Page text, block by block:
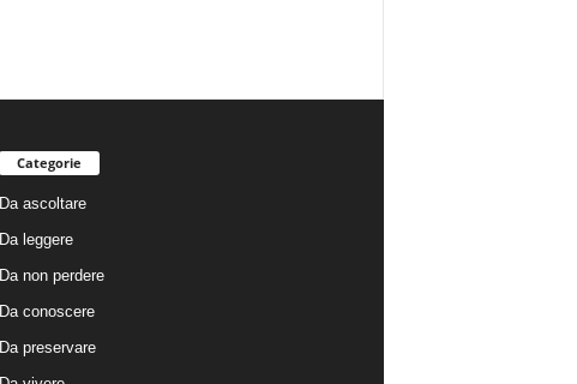
Categorie
Da ascoltare
Da leggere
Da non perdere
Da conoscere
Da preservare